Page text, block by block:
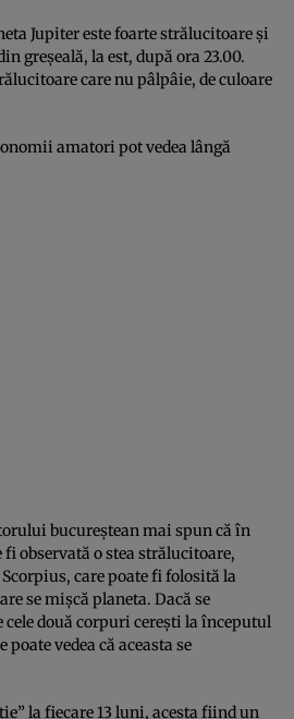
Jupiter este foarte strălucitoare şi
greşeală, la est, după ora 23.00.
care nu pâlpâie, de culoare
amatori pot vedea lângă
bucureştean mai spun că în
observată o stea strălucitoare,
care poate fi folosită la
se mişcă planeta. Dacă se
două corpuri cereşti la începutul
vedea că aceasta se
la fiecare 13 luni, acesta fiind un